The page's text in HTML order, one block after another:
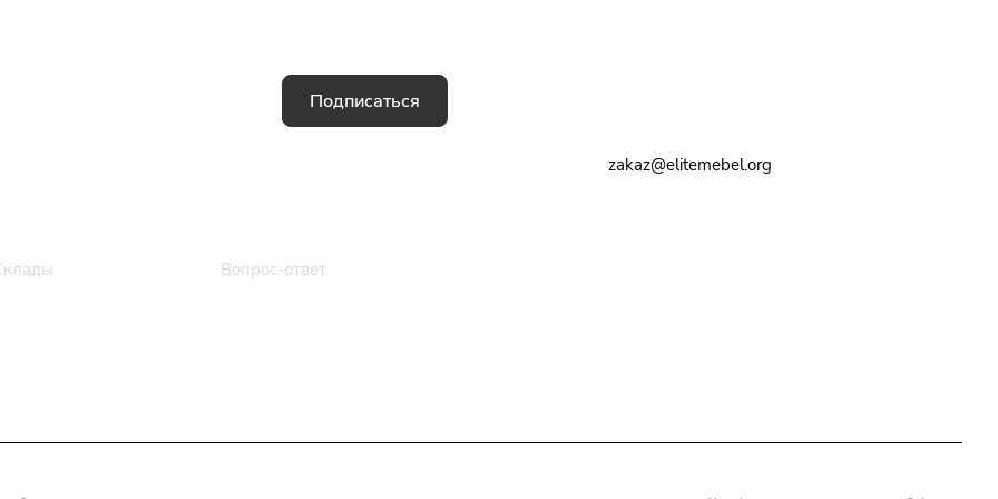
Подписаться
Вопрос-ответ
zakaz@elitemebel.org